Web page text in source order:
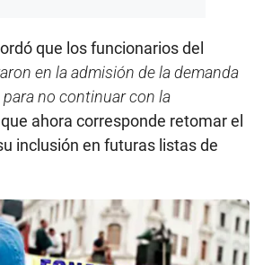
que los funcionarios del
en la admisión de la demanda
no continuar con la
ahora corresponde retomar el
inclusión en futuras listas de